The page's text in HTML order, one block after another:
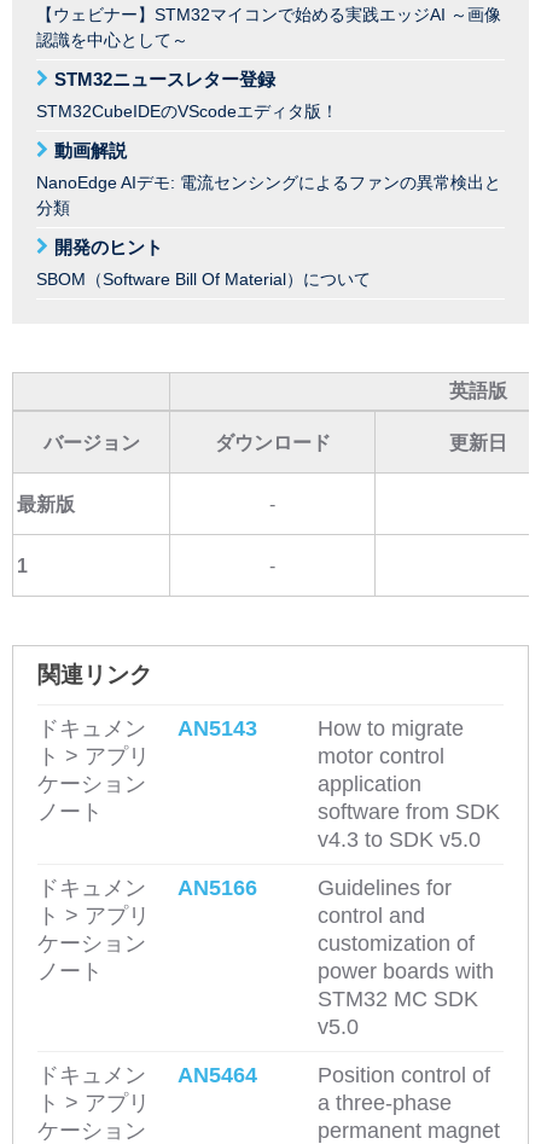
【ウェビナー】STM32マイコンで始める実践エッジAI ～画像
認識を中心として～
STM32ニュースレター登録
STM32CubeIDEのVScodeエディタ版！
動画解説
NanoEdge AIデモ: 電流センシングによるファンの異常検出と
分類
開発のヒント
SBOM（Software Bill Of Material）について
英語版
バージョン ダウンロード 更新日
最新版 -
1 -
関連リンク
ドキュメン
ト > アプリ
ケーション
ノート
AN5143
How to migrate
motor control
application
software from SDK
v4.3 to SDK v5.0
ドキュメン
ト > アプリ
ケーション
ノート
AN5166
Guidelines for
control and
customization of
power boards with
STM32 MC SDK
v5.0
ドキュメン
ト > アプリ
ケーション
AN5464
Position control of
a three-phase
permanent magnet